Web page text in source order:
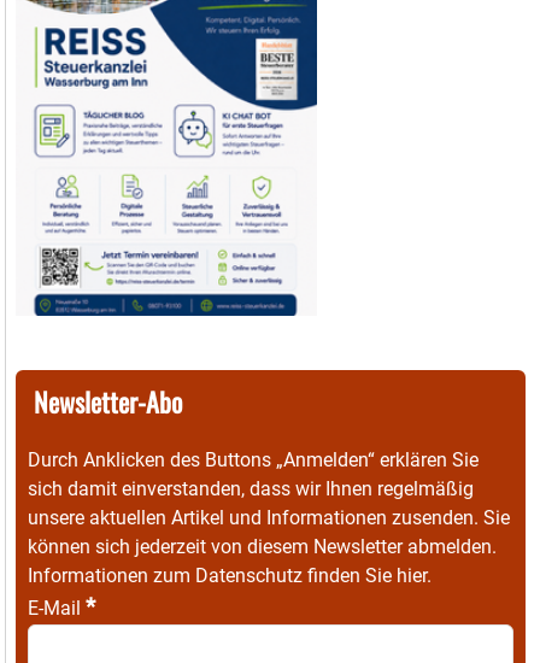
Newsletter-Abo
Durch Anklicken des Buttons „Anmelden“ erklären Sie
sich damit einverstanden, dass wir Ihnen regelmäßig
unsere aktuellen Artikel und Informationen zusenden. Sie
können sich jederzeit von diesem Newsletter abmelden.
Informationen zum Datenschutz finden Sie hier.
E-Mail *